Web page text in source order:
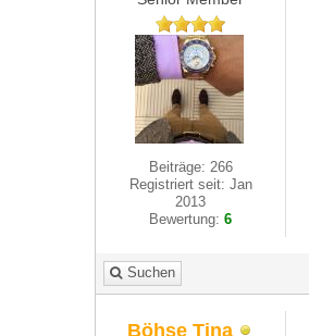
Beiträge: 266
Registriert seit: Jan
2013
Bewertung:6
Suchen
Böhse Tina